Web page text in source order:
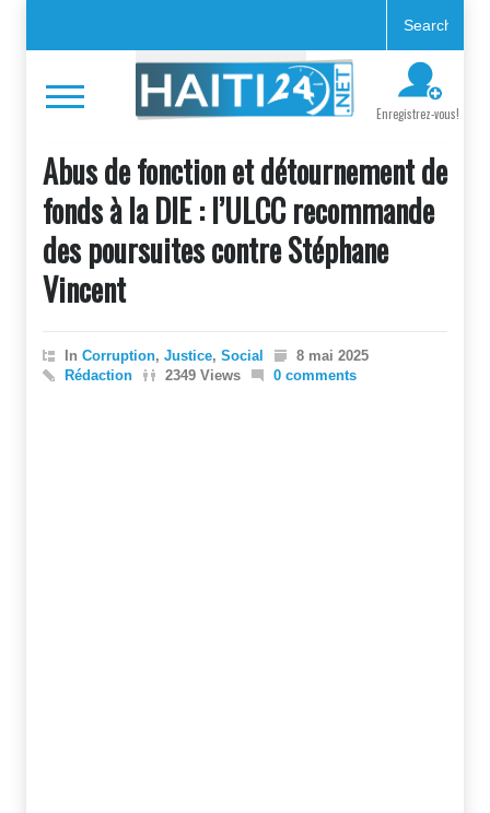
Enregistrez-vous!
Abus de fonction et détournement de
fonds à la DIE : l’ULCC recommande
des poursuites contre Stéphane
Vincent
In Corruption, Justice, Social
8 mai 2025
Rédaction
2349 Views 0 comments